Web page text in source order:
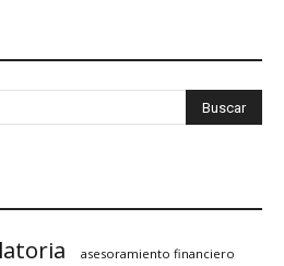
asesoramiento financiero